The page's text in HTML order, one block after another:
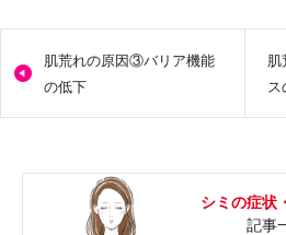
肌荒れの原因③バリア機能
の低下
ス
シミの症状
記事